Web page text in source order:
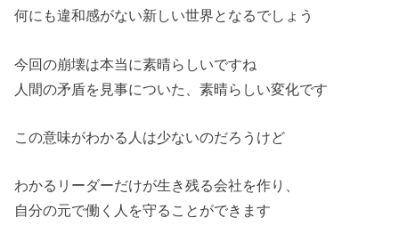
何にも違和感がない新しい世界となるでしょう
今回の崩壊は本当に素晴らしいですね
人間の矛盾を見事についた、素晴らしい変化です
この意味がわかる人は少ないのだろうけど
わかるリーダーだけが生き残る会社を作り、
自分の元で働く人を守ることができます